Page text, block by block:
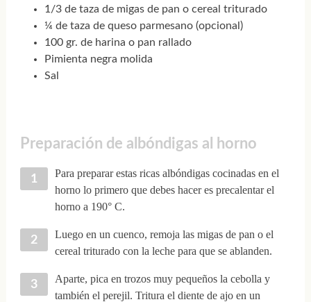
1/3 de taza de migas de pan o cereal triturado
¼ de taza de queso parmesano (opcional)
100 gr. de harina o pan rallado
Pimienta negra molida
Sal
Preparación de albóndigas al horno
Para preparar estas ricas albóndigas cocinadas en el
horno lo primero que debes hacer es precalentar el
horno a 190° C.
Luego en un cuenco, remoja las migas de pan o el
cereal triturado con la leche para que se ablanden.
Aparte, pica en trozos muy pequeños la cebolla y
también el perejil. Tritura el diente de ajo en un